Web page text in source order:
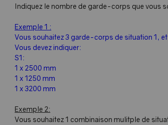
Indiquez le nombre de garde-corps que vous
Exemple 1 :
Vous souhaitez 3 garde-corps de situation 1,
Vous devez indiquer:
S1:
1 x 2500 mm
1 x 1250 mm
1 x 3200 mm
Exemple 2:
Vous souhaitez 1 combinaison mulitple de